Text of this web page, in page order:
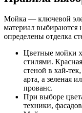
Мойка — ключевой
материал выбираются
определены отделка
Цветные мойки
стилями.
стеной в хай-
арта, а зеленая
прованс.
При выборе
техники,